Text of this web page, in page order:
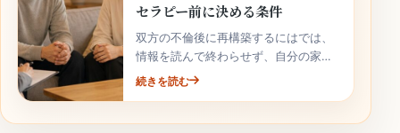
セラピー前に決める条件
双方の不倫後に再構築するにはでは、
情報を読んで終わらせず、自分の家庭
の事実と次の行動へ落とし込むことが
続きを読む